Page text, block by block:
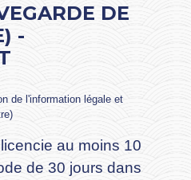
DE
-
de l'information légale et
au moins 10
de 30 jours dans